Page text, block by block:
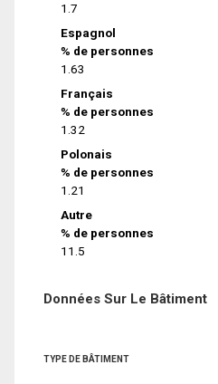
1.7
Espagnol
% de personnes
1.63
Français
% de personnes
1.32
Polonais
% de personnes
1.21
Autre
% de personnes
11.5
Données Sur Le Bâtiment
TYPE DE BÂTIMENT